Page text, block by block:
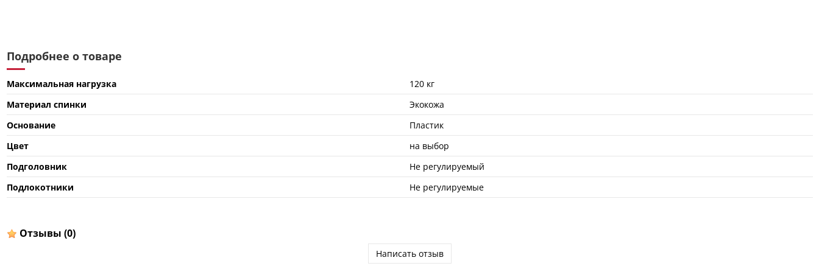
Подробнее о товаре
Максимальная нагрузка
120 кг
Материал спинки
Экокожа
Основание
Пластик
Цвет
на выбор
Подголовник
Не регулируемый
Подлокотники
Не регулируемые
Отзывы (0)
Написать отзыв